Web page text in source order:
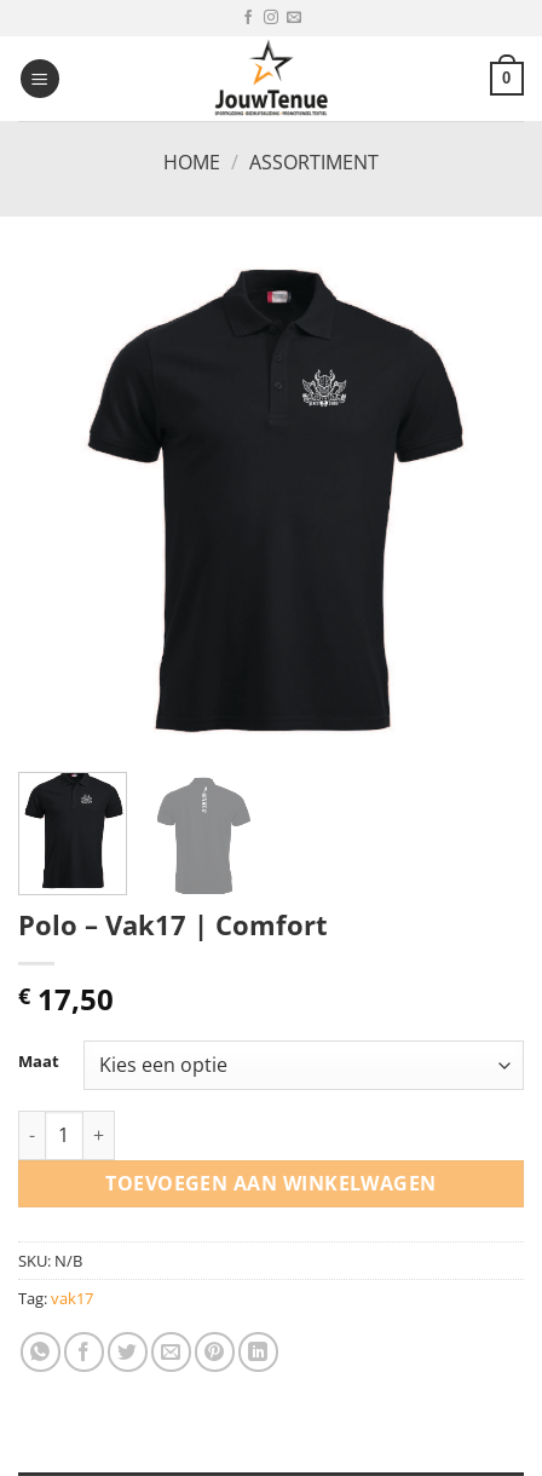
inhoud
0
HOME / ASSORTIMENT
Polo – Vak17 | Comfort
€ 17,50
Maat
Polo - Vak17 | Comfort aantal
TOEVOEGEN AAN WINKELWAGEN
SKU: N/B
Tag:vak17